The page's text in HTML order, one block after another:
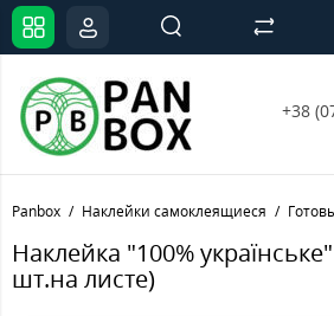
+38
Panbox Наклейки самоклеящиеся
Наклейка "100%
шт.на листе)